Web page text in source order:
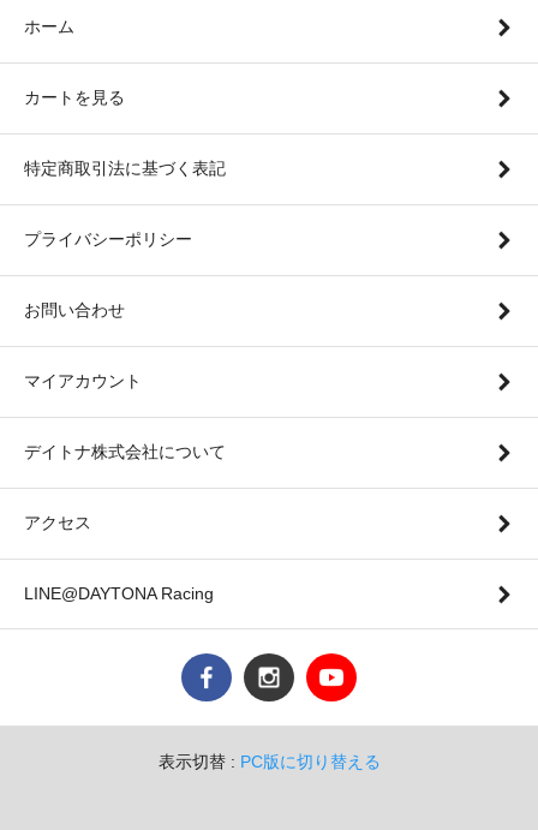
ホーム
カートを見る
特定商取引法に基づく表記
プライバシーポリシー
お問い合わせ
マイアカウント
デイトナ株式会社について
アクセス
LINE@DAYTONA Racing
表示切替 : PC版に切り替える